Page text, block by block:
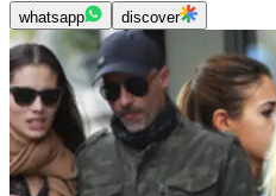
whatsapp discover